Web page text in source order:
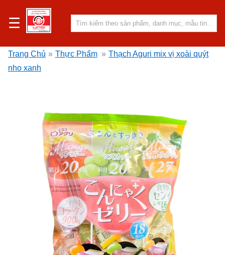
☰
Trang Chủ » Thực Phẩm » Thạch Aguri mix vị xoài quýt
nho xanh